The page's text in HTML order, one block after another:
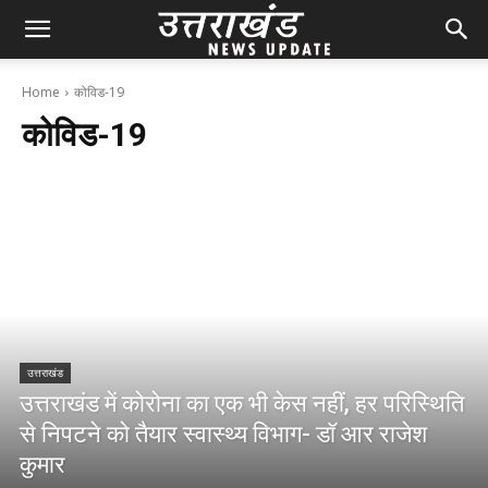
Home कोविड-19
कोविड-19
उत्तराखंड
उत्तराखंड में कोरोना का एक भी केस नहीं, हर परिस्थिति
से निपटने को तैयार स्वास्थ्य विभाग- डॉ आर राजेश
कुमार